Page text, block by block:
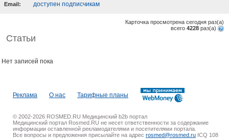
Email: доступен подписчикам
Карточка просмотрена сегодня раз(a)
всего 4228 раз(a)
Статьи
Нет записей пока
Реклама О нас Тарифные планы
© 2002-2026 ROSMED.RU Медицинский b2b портал
Медицинский портал Rosmed.RU не несет ответственности за содержание
информации оставленной рекламодателями и посетителями портала.
Все вопросы и предложения присылайте на адрес rosmed@rosmed.ru ICQ 108